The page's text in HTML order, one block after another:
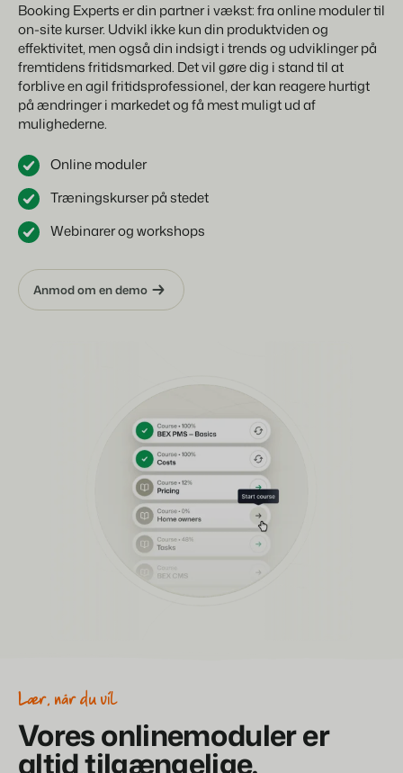
Booking Experts er din partner i vækst: fra online moduler til
on-site kurser. Udvikl ikke kun din produktviden og
effektivitet, men også din indsigt i trends og udviklinger på
fremtidens fritidsmarked. Det vil gøre dig i stand til at
forblive en agil fritidsprofessionel, der kan reagere hurtigt
på ændringer i markedet og få mest muligt ud af
mulighederne.
Online moduler
Træningskurser på stedet
Webinarer og workshops
Anmod om en demo
Lær, når du vil
Vores onlinemoduler er
altid tilgængelige.